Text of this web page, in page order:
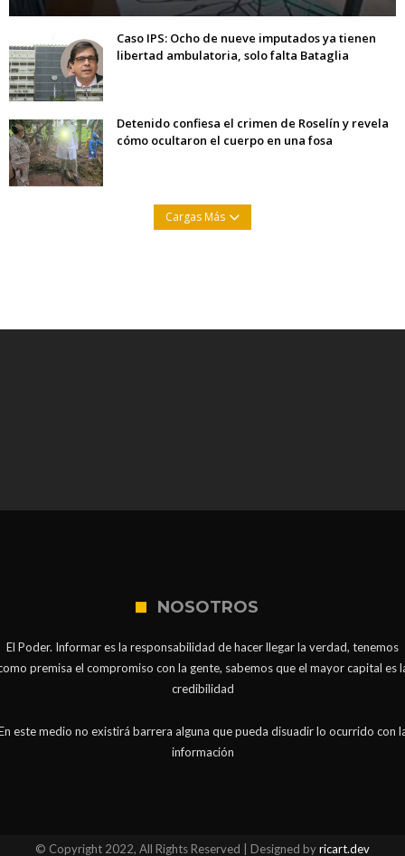
Caso IPS: Ocho de nueve imputados ya tienen
libertad ambulatoria, solo falta Bataglia
Detenido confiesa el crimen de Roselín y revela
cómo ocultaron el cuerpo en una fosa
Cargas Más
NOSOTROS
El Poder. Informar es la responsabilidad de hacer llegar la verdad, tenemos
premisa el compromiso con la gente, sabemos que el mayor capital es
credibilidad
este medio no existirá barrera alguna que pueda disuadir lo ocurrido con
información
© Copyright 2022, All Rights Reserved | Designed byricart.dev